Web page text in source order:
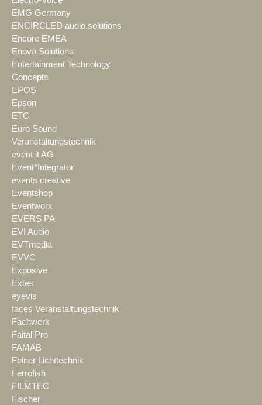
EMG Germany
ENCIRCLED audio.solutions
Encore EMEA
Enova Solutions
Entertainment Technology
Concepts
EPOS
Epson
ETC
Euro Sound
Veranstaltungstechnik
event it AG
Event*Integrator
events creative
Eventshop
Eventworx
EVERS PA
EVI Audio
EVTmedia
EVVC
Exposive
Extes
eyevis
faces Veranstaltungstechnik
Fachwerk
Faital Pro
FAMAB
Feiner Lichttechnik
Ferrofish
FILMTEC
Fischer